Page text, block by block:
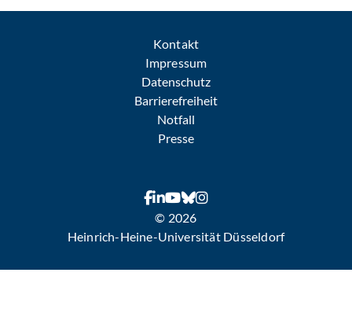
Kontakt
Impressum
Datenschutz
Barrierefreiheit
Notfall
Presse
© 2026
Heinrich-Heine-Universität Düsseldorf